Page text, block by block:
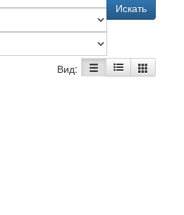
Искать
Вид: